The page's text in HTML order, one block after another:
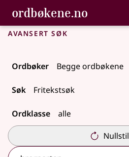
Gå til hovedinnhold
Tilgjengelighet
ordbøkene.no,
Bokmålsordboka og Nynorskordboka
Avansert søk
Ordbøker
Søk
Ordklasse